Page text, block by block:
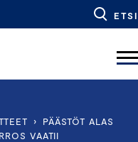
ETSI
›
PÄÄSTÖT ALAS
VAATII